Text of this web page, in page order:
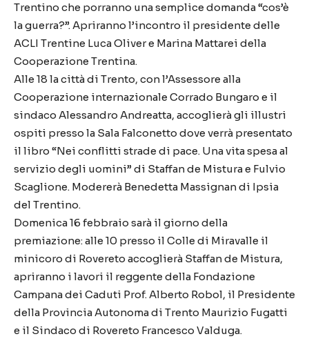
Trentino che porranno una semplice domanda “cos’è
la guerra?”. Apriranno l’incontro il presidente delle
ACLI Trentine Luca Oliver e Marina Mattarei della
Cooperazione Trentina.
Alle 18 la città di Trento, con l’Assessore alla
Cooperazione internazionale Corrado Bungaro e il
sindaco Alessandro Andreatta, accoglierà gli illustri
ospiti presso la Sala Falconetto dove verrà presentato
il libro “Nei conflitti strade di pace. Una vita spesa al
servizio degli uomini” di Staffan de Mistura e Fulvio
Scaglione. Modererà Benedetta Massignan di Ipsia
del Trentino.
Domenica 16 febbraio sarà il giorno della
premiazione: alle 10 presso il Colle di Miravalle il
minicoro di Rovereto accoglierà Staffan de Mistura,
apriranno i lavori il reggente della Fondazione
Campana dei Caduti Prof. Alberto Robol, il Presidente
della Provincia Autonoma di Trento Maurizio Fugatti
e il Sindaco di Rovereto Francesco Valduga.